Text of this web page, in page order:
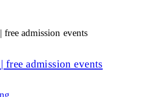
free admission events